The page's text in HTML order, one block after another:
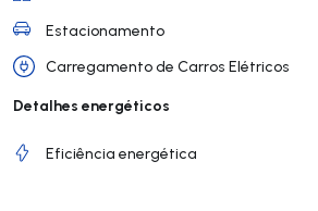
Estacionamento
Carregamento de Carros Elétricos
Detalhes energéticos
Eficiência energética